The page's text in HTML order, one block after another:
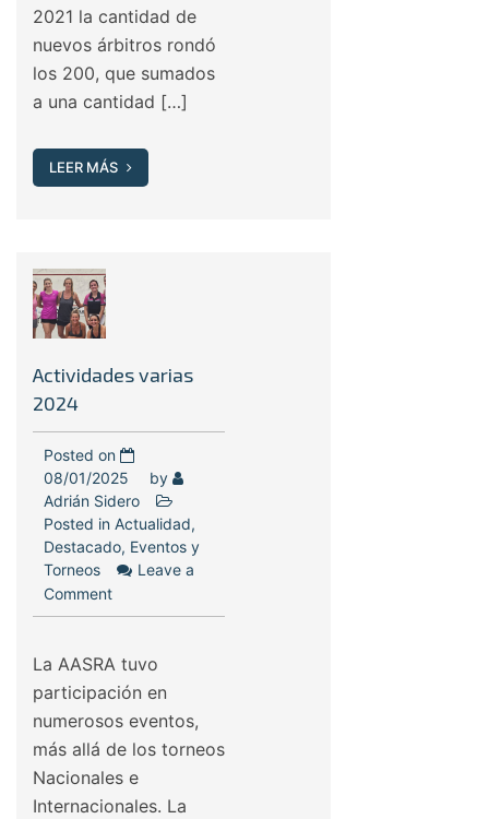
2021 la cantidad de
nuevos árbitros rondó
los 200, que sumados
a una cantidad […]
LEER MÁS
Actividades varias
2024
Posted on
08/01/2025
by
Adrián Sidero
Posted in Actualidad,
Destacado, Eventos y
Torneos
Leave a
Comment
La AASRA tuvo
participación en
numerosos eventos,
más allá de los torneos
Nacionales e
Internacionales. La